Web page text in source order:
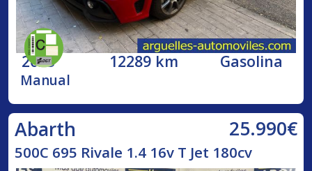
2023 12289 km Gasolina
Manual
Abarth 25.990€
500C 695 Rivale 1.4 16v T Jet 180cv